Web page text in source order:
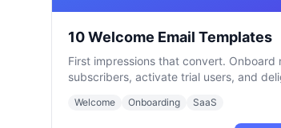
10 Welcome Email Templates
First impressions that convert. Onboard
subscribers, activate trial users, and
Welcome Onboarding SaaS